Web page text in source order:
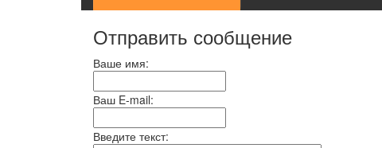
Отправить сообщение
Ваше имя:
Ваш E-mail:
Введите текст: